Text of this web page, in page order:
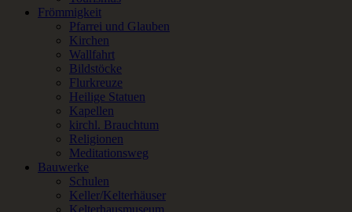
Frömmigkeit
Pfarrei und Glauben
Kirchen
Wallfahrt
Bildstöcke
Flurkreuze
Heilige Statuen
Kapellen
kirchl. Brauchtum
Religionen
Meditationsweg
Bauwerke
Schulen
Keller/Kelterhäuser